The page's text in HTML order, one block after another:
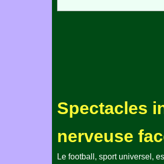
Spectacles
nerveuse
Le football, sport universel,